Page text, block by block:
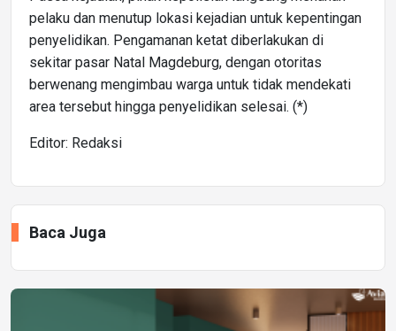
pelaku dan menutup lokasi kejadian untuk kepentingan
penyelidikan. Pengamanan ketat diberlakukan di
sekitar pasar Natal Magdeburg, dengan otoritas
berwenang mengimbau warga untuk tidak mendekati
area tersebut hingga penyelidikan selesai. (*)
Editor: Redaksi
Baca Juga